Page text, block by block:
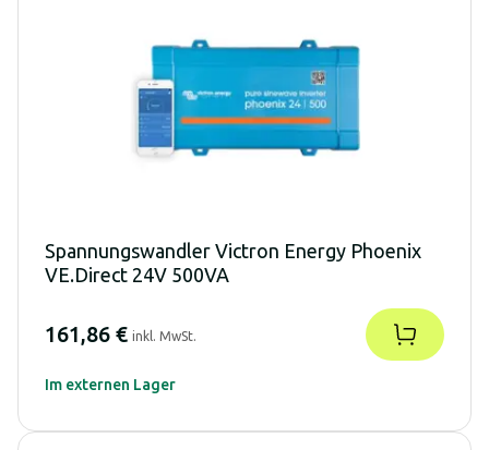
Spannungswandler Victron Energy Phoenix
VE.Direct 24V 500VA
161,86 € inkl. MwSt.
Im externen Lager